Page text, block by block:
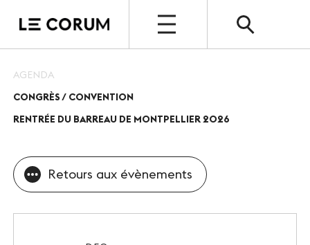
ESPACE PRO
Le Corum
Nos espaces
Vos évènements, nos références
AGENDA
CONGRÈS / CONVENTION
RENTRÉE DU BARREAU DE MONTPELLIER 2026
Retours aux évènements